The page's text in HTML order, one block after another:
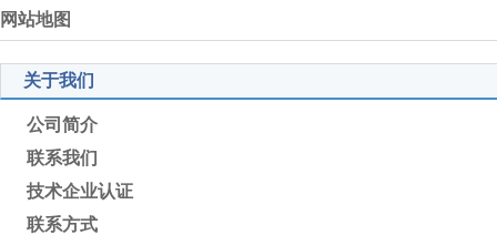
网站地图
关于我们
公司简介
联系我们
技术企业认证
联系方式